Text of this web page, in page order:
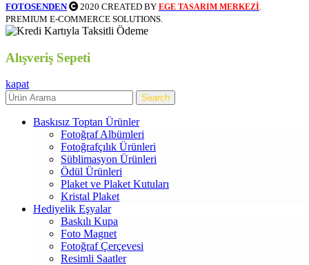
FOTOSENDEN
2020 CREATED BY EGE TASARIM MERKEZİ
PREMIUM E-COMMERCE SOLUTIONS.
Alışveriş Sepeti
kapat
Search
Baskısız Toptan Ürünler
Fotoğraf Albümleri
Fotoğrafçılık Ürünleri
Süblimasyon Ürünleri
Ödül Ürünleri
Plaket ve Plaket Kutuları
Kristal Plaket
Hediyelik Eşyalar
Baskılı Kupa
Foto Magnet
Fotoğraf Çerçevesi
Resimli Saatler